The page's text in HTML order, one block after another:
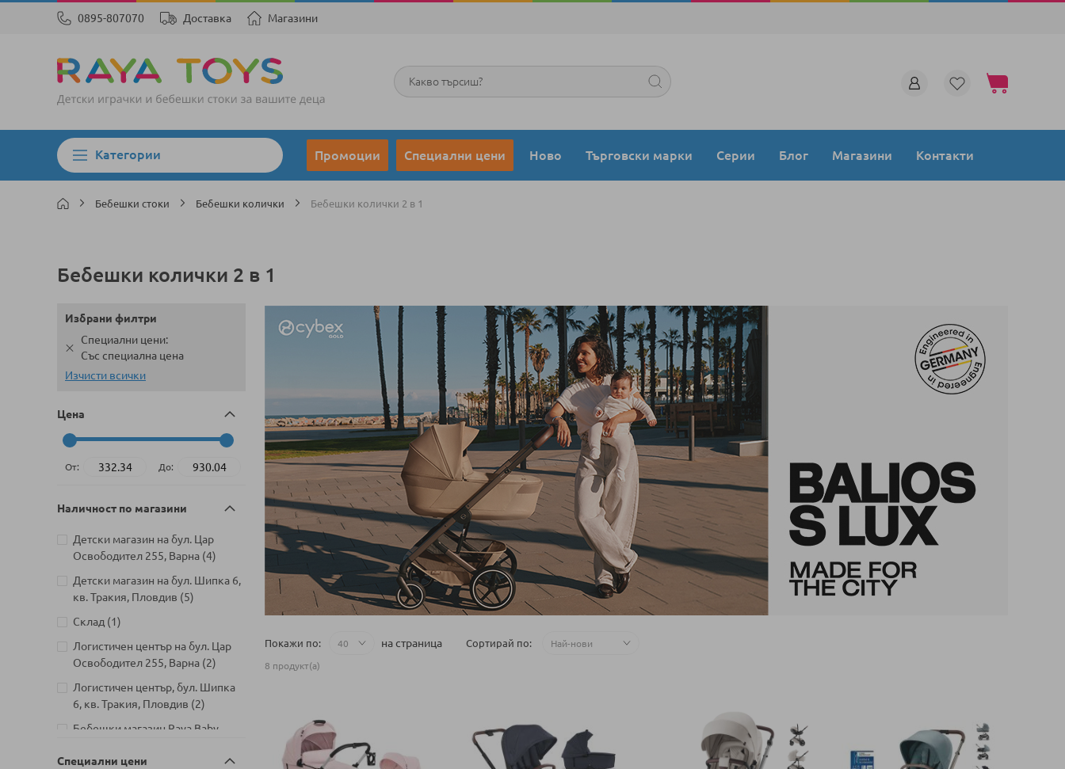
0895-807070 Доставка Магазини
Моята количка
Търсене
Категории Промоции Специални цени Ново Търговски марки Серии Блог Магазини Контакти
Бебешки стоки Бебешки колички Бебешки колички 2 в 1
Бебешки колички 2 в 1
Покажи по на страница Сортирай по
8 продукт(а)
Избрани филтри
Специални цени
Със специална цена
Изчисти всички
Цена
От: До:
Наличност по магазини
Детски магазин на бул. Цар
Освободител 255, Варна 4
артикули
Детски магазин на бул. Шипка 6,
кв. Тракия, Пловдив
5
артикули
Склад
1
артикул
Логистичен център на бул. Цар
Освободител 255, Варна 2
артикули
Логистичен център, бул. Шипка
6, кв. Тракия, Пловдив
2
артикули
Бебешки магазин Raya Baby
София 3
артикули
Специални цени